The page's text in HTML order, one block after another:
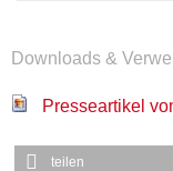
Downloads &
Presseartikel
teilen